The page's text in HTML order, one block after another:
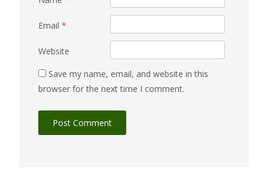
Email *
Website
Save my name, email, and website in this
browser for the next time I comment.